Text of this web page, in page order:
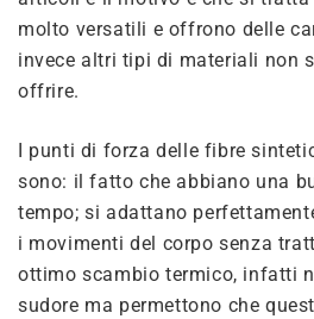
molto versatili e offrono delle
invece altri tipi di materiali non
offrire.
I punti di forza delle fibre
sono: il fatto che abbiano una
tempo; si adattano
i movimenti del corpo senza
ottimo scambio termico, infatti
sudore ma permettono che